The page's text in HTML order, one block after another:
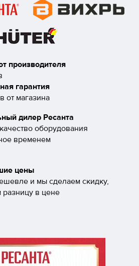
производителя
гарантия
от магазина
дилер Ресанта
оборудования
временем
цены
и мы сделаем скидку,
разницу в цене